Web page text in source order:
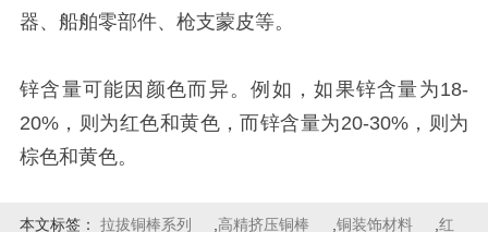
器、船舶零部件、枪支蒙皮等。
锌含量可能因颜色而异。例如，如果锌含量为18-
20%，则为红色和黄色，而锌含量为20-30%，则为
棕色和黄色。
本文标签： 拉拔铜棒系列 高精挤压铜棒 铜装饰材料 ,红